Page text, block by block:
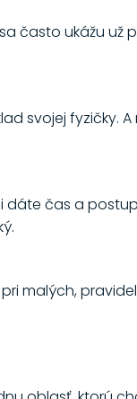
často ukážu už
svojej fyzičky.
dáte čas a
malých,